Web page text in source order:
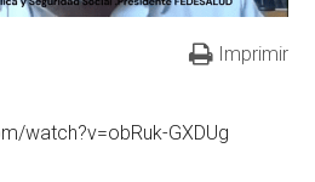
Imprimir
watch?v=obRuk-GXDUg